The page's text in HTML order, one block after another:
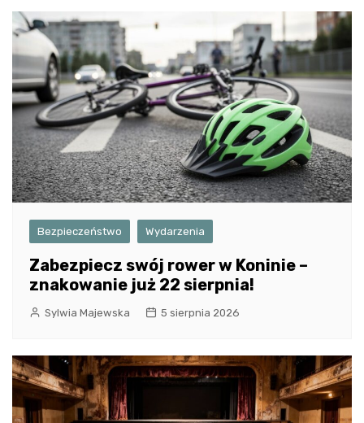
Bezpieczeństwo Wydarzenia
Zabezpiecz swój rower w Koninie –
znakowanie już 22 sierpnia!
Sylwia Majewska 5 sierpnia 2026